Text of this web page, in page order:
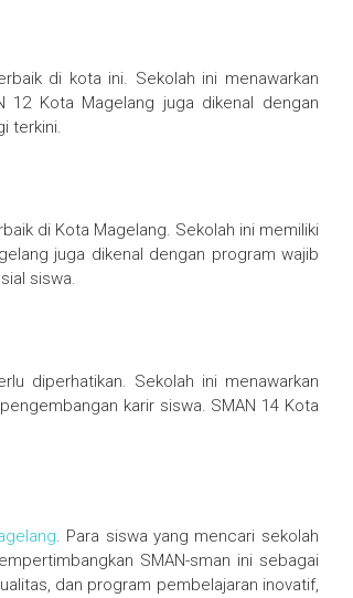
di kota ini. Sekolah ini menawarkan
12 Kota Magelang juga dikenal dengan
terkini.
di Kota Magelang. Sekolah ini memiliki
juga dikenal dengan program wajib
siswa.
diperhatikan. Sekolah ini menawarkan
karir siswa. SMAN 14 Kota
. Para siswa yang mencari sekolah
SMAN-sman ini sebagai
dan program pembelajaran inovatif,